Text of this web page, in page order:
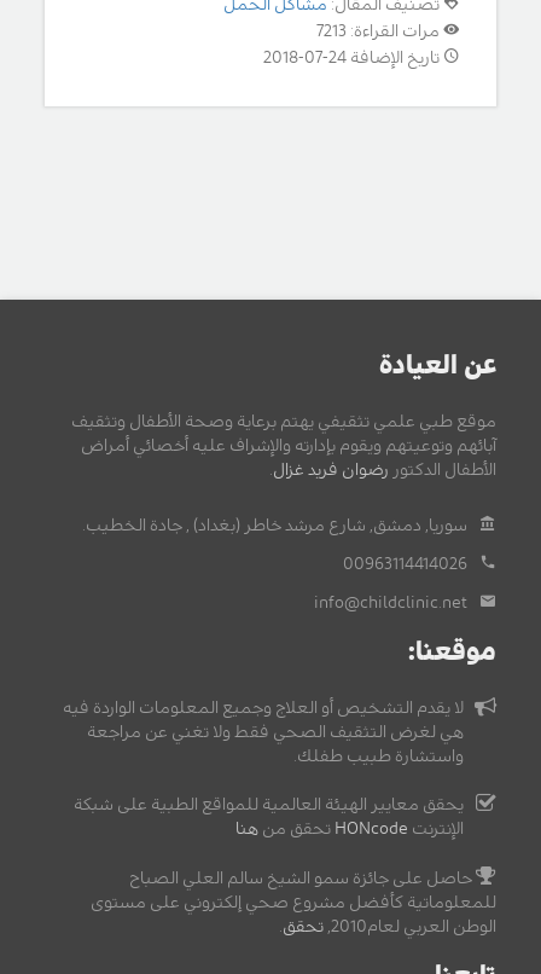
تصنيف المقال: مشاكل الحمل
مرات القراءة: 7213
تاريخ الإضافة 24-07-2018
عن العيادة
موقع طبي علمي تثقيفي يهتم برعاية وصحة الأطفال وتثقيف
آبائهم وتوعيتهم ويقوم بإدارته والإشراف عليه أخصائي أمراض
الأطفال الدكتور رضوان فريد غزال
سوريا, دمشق, شارع مرشد خاطر (بغداد) , جادة الخطيب.
00963114414026
info@childclinic.net
موقعنا:
لا يقدم التشخيص أو العلاج وجميع المعلومات الواردة فيه
هي لغرض التثقيف الصحي فقط ولا تغني عن مراجعة
واستشارة طبيب طفلك.
يحقق معايير الهيئة العالمية للمواقع الطبية على شبكة
الإنترنت HONcode تحقق من هنا
حاصل على جائزة سمو الشيخ سالم العلي الصباح
للمعلوماتية كأفضل مشروع صحي إلكتروني على مستوى
الوطن العربي لعام2010,
تحقق